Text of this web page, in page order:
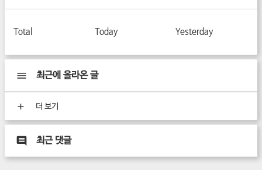
Total Today Yesterday
최근에 올라온 글
더 보기
최근 댓글